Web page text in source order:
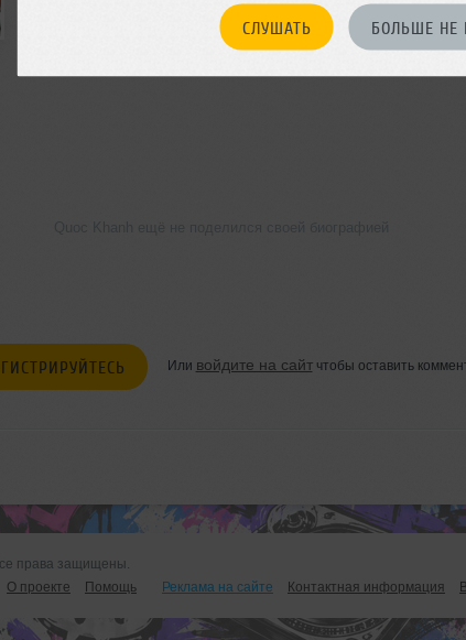
СЛУШАТЬ БОЛЬШЕ НЕ
Или войдите на сайтчтобы оставить
права защищены.
О проекте Помощь Реклама на сайте Контактная информация